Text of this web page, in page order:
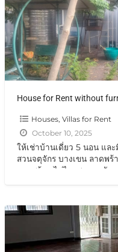
Houses, Villas for Rent
October 10, 2025
ให้เช่าบ้านเดี่ยว 5 นอน แล
สวนจตุจักร บางเขน ลาดพ
ลาดพร้าว ไม่ไกลสวนจตุจัก